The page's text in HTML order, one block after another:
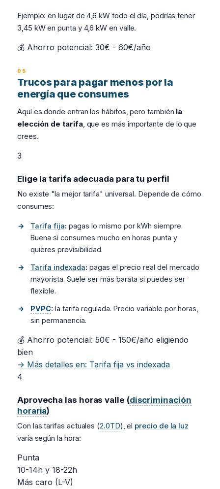
Ejemplo: en lugar de 4,6 kW todo el día, podrías tener
3,45 kW en punta y 4,6 kW en valle.
💰 Ahorro potencial: 30€ - 60€/año
Trucos para pagar menos por la
energía que consumes
Aquí es donde entran los hábitos, pero también la
elección de tarifa, que es más importante de lo que
crees.
3
Elige la tarifa adecuada para tu perfil
No existe "la mejor tarifa" universal. Depende de cómo
consumes:
Tarifa fija: pagas lo mismo por kWh siempre.
Buena si consumes mucho en horas punta y
quieres previsibilidad.
Tarifa indexada: pagas el precio real del mercado
mayorista. Suele ser más barata si puedes ser
flexible.
PVPC: la tarifa regulada. Precio variable por horas,
sin permanencia.
💰 Ahorro potencial: 50€ - 150€/año eligiendo
bien
→ Más detalles en: Tarifa fija vs indexada
4
Aprovecha las horas valle (discriminación
horaria)
Con las tarifas actuales (2.0TD), el precio de la luz
varía según la hora:
Punta
10-14h y 18-22h
Más caro (L-V)